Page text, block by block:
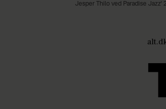
Jesper Thilo ved Paradise